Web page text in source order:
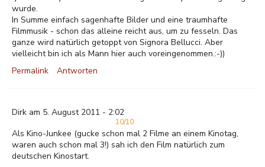
wurde.
In Summe einfach sagenhafte Bilder und eine traumhafte
Filmmusik - schon das alleine reicht aus, um zu fesseln. Das
ganze wird natürlich getoppt von Signora Bellucci. Aber
vielleicht bin ich als Mann hier auch voreingenommen.:-))
Permalink
Antworten
Dirk am 5. August 2011 - 2:02
10/10
Als Kino-Junkee (gucke schon mal 2 Filme an einem Kinotag,
waren auch schon mal 3!) sah ich den Film natürlich zum
deutschen Kinostart.